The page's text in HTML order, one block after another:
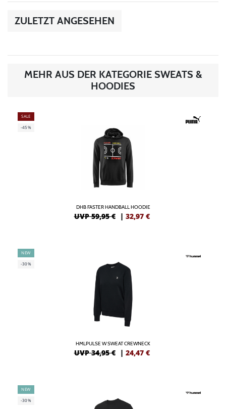
ZULETZT ANGESEHEN
MEHR AUS DER KATEGORIE SWEATS &
HOODIES
SALE
-45%
DHB FASTER HANDBALL HOODIE
UVP 59,95 € | 32,97 €
NEW
-30%
HMLPULSE W SWEAT CREWNECK
UVP 34,95 € | 24,47 €
NEW
-30%